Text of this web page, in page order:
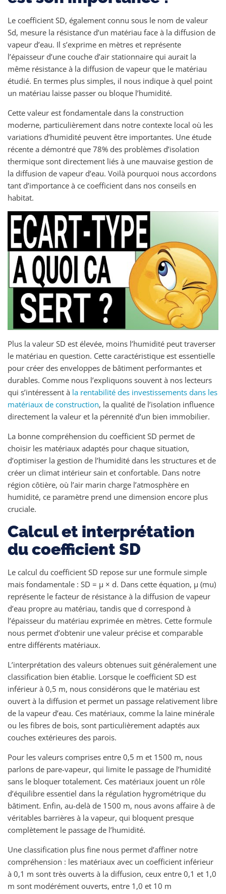
Le coefficient SD, également connu sous le nom de valeur
Sd, mesure la résistance d’un matériau face à la diffusion de
vapeur d’eau. Il s’exprime en mètres et représente
l’épaisseur d’une couche d’air stationnaire qui aurait la
même résistance à la diffusion de vapeur que le matériau
étudié. En termes plus simples, il nous indique à quel point
un matériau laisse passer ou bloque l’humidité.
Cette valeur est fondamentale dans la construction
moderne, particulièrement dans notre contexte local où les
variations d’humidité peuvent être importantes. Une étude
récente a démontré que 78% des problèmes d’isolation
thermique sont directement liés à une mauvaise gestion de
la diffusion de vapeur d’eau. Voilà pourquoi nous accordons
tant d’importance à ce coefficient dans nos conseils en
habitat.
Plus la valeur SD est élevée, moins l’humidité peut traverser
le matériau en question. Cette caractéristique est essentielle
pour créer des enveloppes de bâtiment performantes et
durables. Comme nous l’expliquons souvent à nos lecteurs
qui s’intéressent à la rentabilité des investissements dans les
matériaux de construction, la qualité de l’isolation influence
directement la valeur et la pérennité d’un bien immobilier.
La bonne compréhension du coefficient SD permet de
choisir les matériaux adaptés pour chaque situation,
d’optimiser la gestion de l’humidité dans les structures et de
créer un climat intérieur sain et confortable. Dans notre
région côtière, où l’air marin charge l’atmosphère en
humidité, ce paramètre prend une dimension encore plus
cruciale.
Calcul et interprétation
du coefficient SD
Le calcul du coefficient SD repose sur une formule simple
mais fondamentale : SD = μ × d. Dans cette équation, μ (mu)
représente le facteur de résistance à la diffusion de vapeur
d’eau propre au matériau, tandis que d correspond à
l’épaisseur du matériau exprimée en mètres. Cette formule
nous permet d’obtenir une valeur précise et comparable
entre différents matériaux.
L’interprétation des valeurs obtenues suit généralement une
classification bien établie. Lorsque le coefficient SD est
inférieur à 0,5 m, nous considérons que le matériau est
ouvert à la diffusion et permet un passage relativement libre
de la vapeur d’eau. Ces matériaux, comme la laine minérale
ou les fibres de bois, sont particulièrement adaptés aux
couches extérieures des parois.
Pour les valeurs comprises entre 0,5 m et 1500 m, nous
parlons de pare-vapeur, qui limite le passage de l’humidité
sans le bloquer totalement. Ces matériaux jouent un rôle
d’équilibre essentiel dans la régulation hygrométrique du
bâtiment. Enfin, au-delà de 1500 m, nous avons affaire à de
véritables barrières à la vapeur, qui bloquent presque
complètement le passage de l’humidité.
Une classification plus fine nous permet d’affiner notre
compréhension : les matériaux avec un coefficient inférieur
à 0,1 m sont très ouverts à la diffusion, ceux entre 0,1 et 1,0
m sont modérément ouverts, entre 1,0 et 10 m